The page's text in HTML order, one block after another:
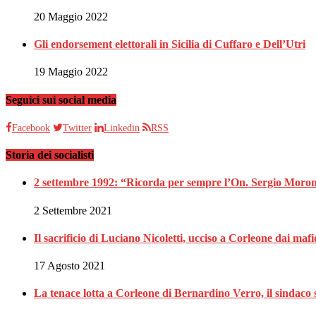
20 Maggio 2022
Gli endorsement elettorali in Sicilia di Cuffaro e Dell’Utri
19 Maggio 2022
Seguici sui social media
Facebook Twitter Linkedin RSS
Storia dei socialisti
2 settembre 1992: “Ricorda per sempre l’On. Sergio
2 Settembre 2021
Il sacrificio di Luciano Nicoletti, ucciso a Corleone dai
17 Agosto 2021
La tenace lotta a Corleone di Bernardino Verro, il sindaco